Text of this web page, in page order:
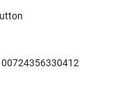
00724356330412